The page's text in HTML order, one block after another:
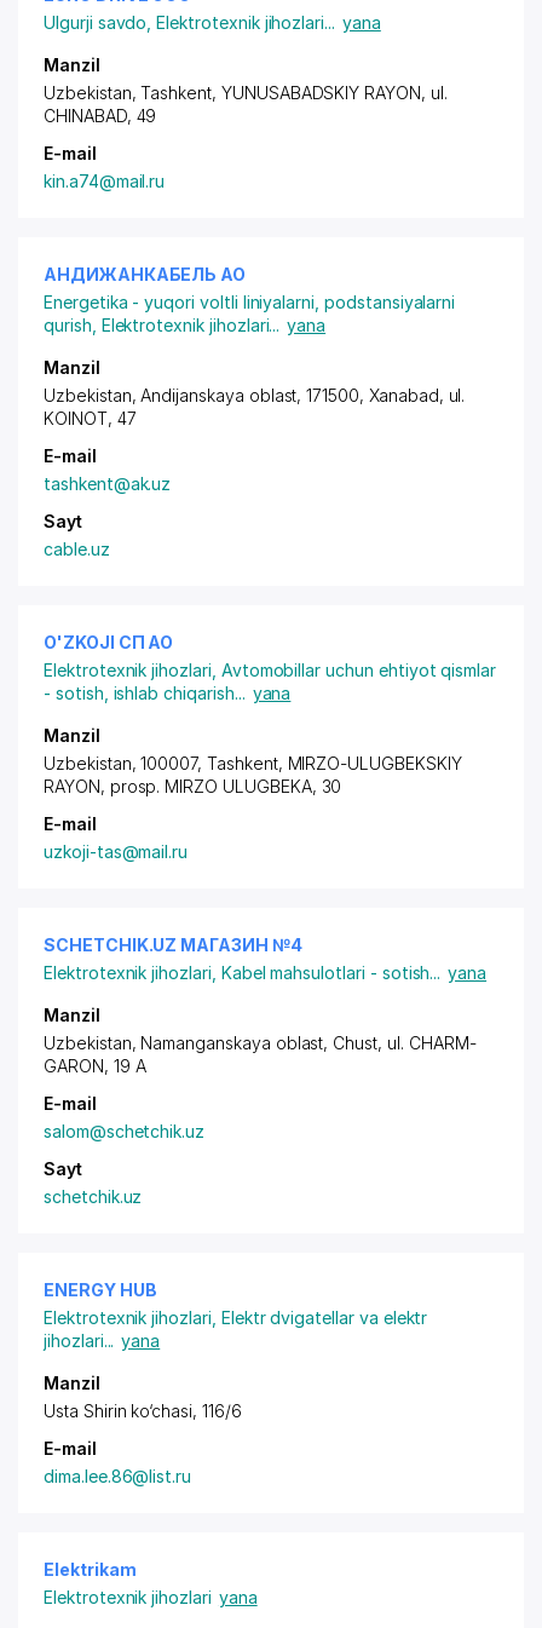
Ulgurji savdo ,Elektrotexnik jihozlari... yana
Manzil
Uzbekistan, Tashkent, YUNUSABADSKIY RAYON, ul.
CHINABAD, 49
E-mail
kin.a74@mail.ru
АНДИЖАНКАБЕЛЬ АО
Energetika - yuqori voltli liniyalarni, podstansiyalarni
qurish Elektrotexnik jihozlari... yana
Manzil
Uzbekistan, Andijanskaya oblast, 171500, Xanabad, ul.
KOINOT, 47
E-mail
tashkent@ak.uz
Sayt
cable.uz
O'ZKOJI СП АО
Elektrotexnik jihozlari Avtomobillar uchun ehtiyot qismlar
- sotish, ishlab chiqarish... yana
Manzil
Uzbekistan, 100007, Tashkent, MIRZO-ULUGBEKSKIY
RAYON, prosp. MIRZO ULUGBEKA, 30
E-mail
uzkoji-tas@mail.ru
SCHETCHIK.UZ МАГАЗИН №4
Elektrotexnik jihozlari Kabel mahsulotlari - sotish... yana
Manzil
Uzbekistan, Namanganskaya oblast, Chust, ul. CHARM-
GARON, 19 A
E-mail
salom@schetchik.uz
Sayt
schetchik.uz
ENERGY HUB
Elektrotexnik jihozlari Elektr dvigatellar va elektr
jihozlari... yana
Manzil
Usta Shirin ko‘chasi, 116/6
E-mail
dima.lee.86@list.ru
Elektrikam
Elektrotexnik jihozlari yana